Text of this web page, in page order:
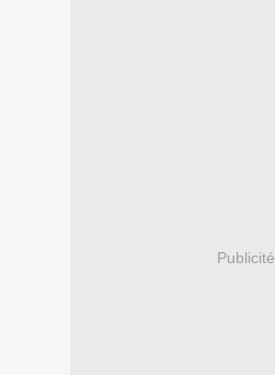
Publicité